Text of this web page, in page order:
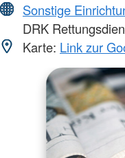
Sonstige
DRK
Karte: Link zur